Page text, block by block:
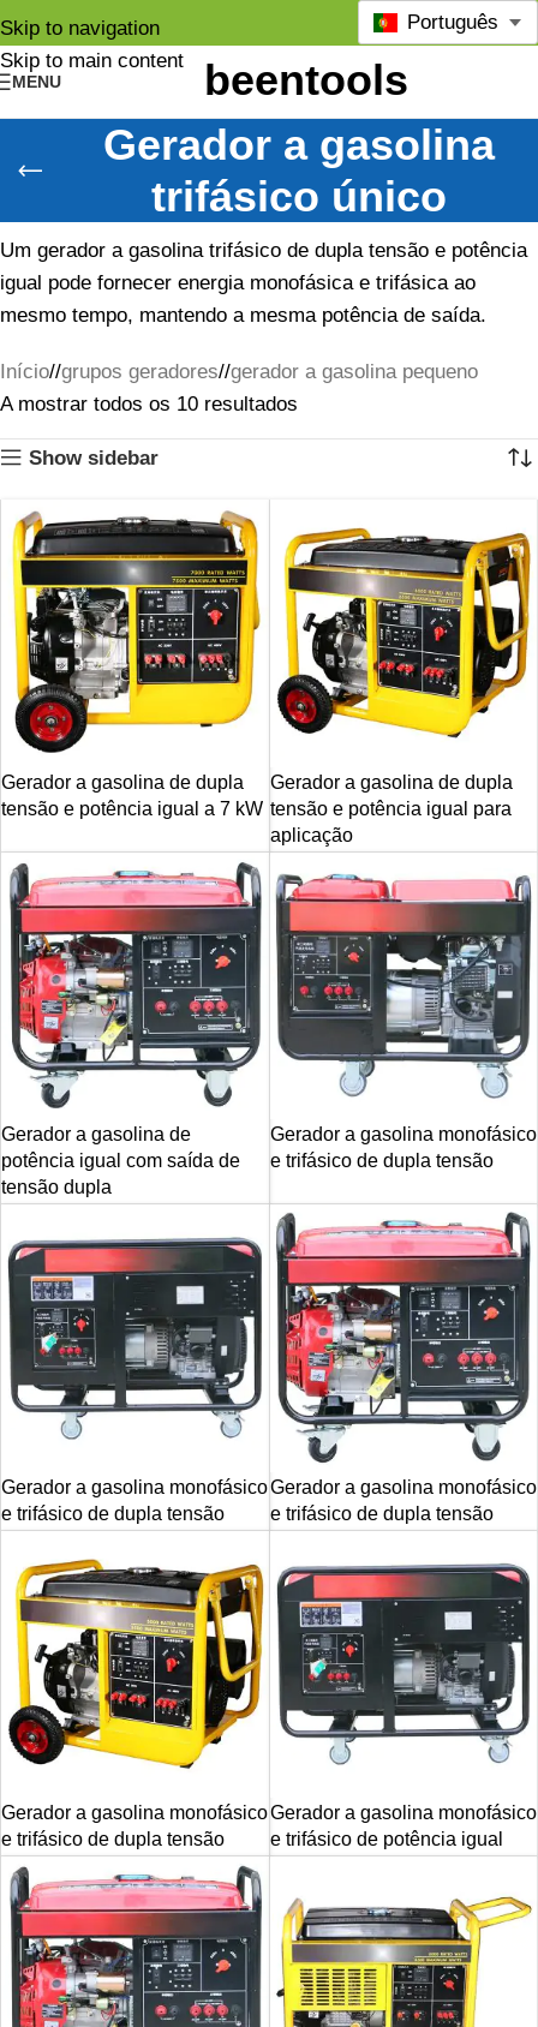
Skip to navigation
Skip to main content
MENU
Português
Gerador a gasolina
trifásico único
Um gerador a gasolina trifásico de dupla tensão e potência
igual pode fornecer energia monofásica e trifásica ao
mesmo tempo, mantendo a mesma potência de saída.
Início/ grupos geradores/ gerador a gasolina pequeno
A mostrar todos os 10 resultados
Show sidebar
Gerador a gasolina de dupla
tensão e potência igual a 7 kW
Gerador a gasolina de dupla
tensão e potência igual para
aplicação
Gerador a gasolina de
potência igual com saída de
tensão dupla
Gerador a gasolina monofásico
e trifásico de dupla tensão
Gerador a gasolina monofásico
e trifásico de dupla tensão
Gerador a gasolina monofásico
e trifásico de dupla tensão
Gerador a gasolina monofásico
e trifásico de dupla tensão
Gerador a gasolina monofásico
e trifásico de potência igual